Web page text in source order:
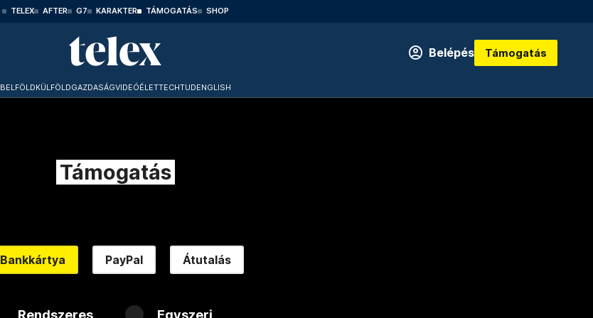
TELEX AFTER G7 KARAKTER TÁMOGATÁS SHOP
Belépés Támogatás
BELFÖLDKÜLFÖLDGAZDASÁGVIDEÓÉLETTECHTUDENGLISH
Támogatás
Bankkártya PayPal Átutalás
Rendszeres Egyszeri